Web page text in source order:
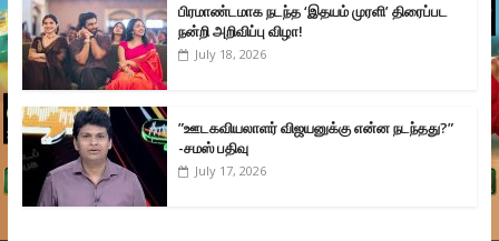
பிரமாண்டமாக நடந்த ‘இதயம் முரளி’ திரைப்பட
நன்றி அறிவிப்பு விழா!
July 18, 2026
”ஊடகவியலாளர் விஜயனுக்கு என்ன நடந்தது?”
-சமஸ் பதிவு
July 17, 2026